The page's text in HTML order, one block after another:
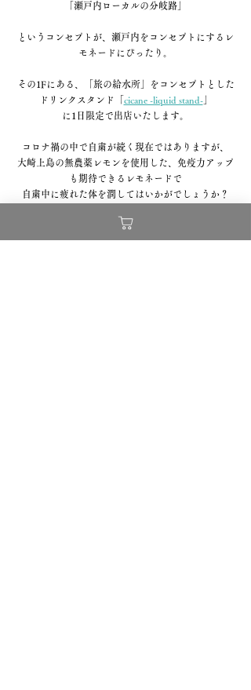
「瀬戸内ローカルの分岐路」
というコンセプトが、瀬戸内をコンセプトにするレ
モネードにぴったり。
その1Fにある、
「旅の給水所」をコンセプトとした
ドリンクスタンド「 cicane -liquid stand-」
に1日限定で出店いたします。
コロナ禍の中で自粛が続く現在ではありますが、
大崎上島の無農薬レモンを使用した、免疫力アップ
も期待できるレモネードで
自粛中に疲れた体を潤してはいかがでしょうか？